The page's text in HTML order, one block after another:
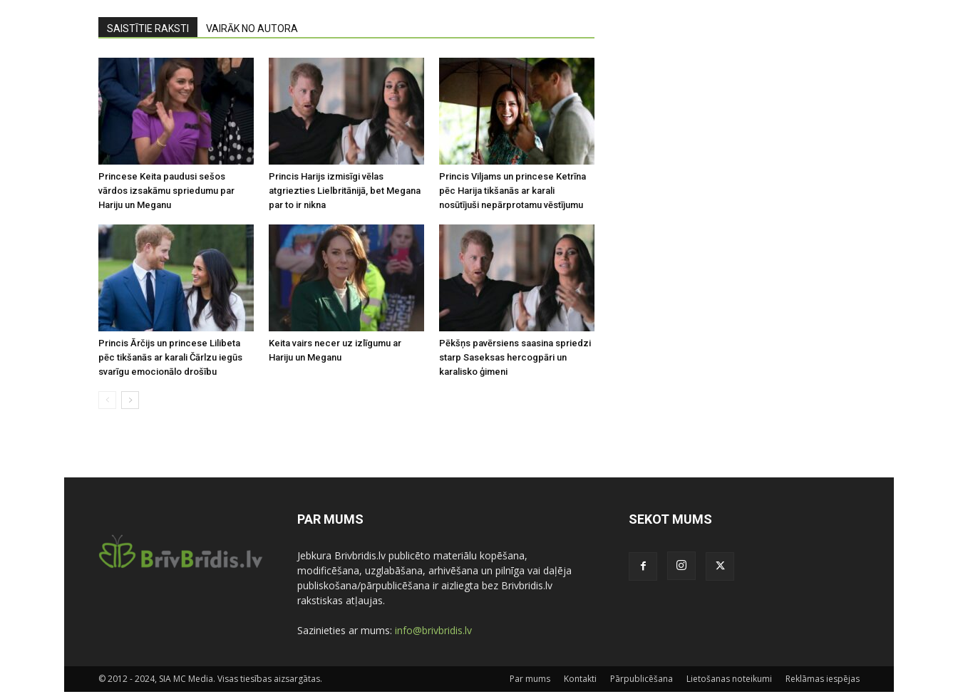
SAISTĪTIE RAKSTI VAIRĀK NO AUTORA
Princese Keita paudusi sešos
vārdos izsakāmu spriedumu par
Hariju un Meganu
Princis Harijs izmisīgi vēlas
atgriezties Lielbritānijā, bet Megana
par to ir nikna
Princis Viljams un princese Ketrīna
pēc Harija tikšanās ar karali
nosūtījuši nepārprotamu vēstījumu
Princis Ārčijs un princese Lilibeta
pēc tikšanās ar karali Čārlzu iegūs
svarīgu emocionālo drošību
Keita vairs necer uz izlīgumu ar
Hariju un Meganu
Pēkšņs pavērsiens saasina spriedzi
starp Saseksas hercogpāri un
karalisko ģimeni
PAR MUMS
Jebkura Brivbridis.lv publicēto materiālu kopēšana,
modificēšana, uzglabāšana, arhivēšana un pilnīga vai daļēja
publiskošana/pārpublicēšana ir aizliegta bez Brivbridis.lv
rakstiskas atļaujas.
Sazinieties ar mums: info@brivbridis.lv
SEKOT MUMS
Par mums Kontakti Pārpublicēšana Lietošanas noteikumi Reklāmas iespējas
© 2012 - 2024, SIA MC Media. Visas tiesības aizsargātas.